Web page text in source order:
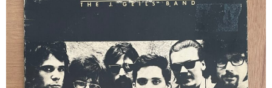
GGについて
買取について
取り置きなどについて
Categories